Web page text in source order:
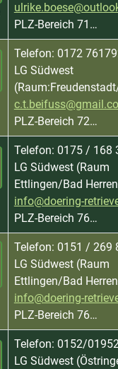
PLZ-Bereich 71…
Telefon: 0172
LG Südwest
PLZ-Bereich 72…
Telefon: 0175 / 168
LG Südwest (Raum
Ettlingen/Bad
info@doering-
PLZ-Bereich 76…
Telefon: 0151 / 269
LG Südwest (Raum
Ettlingen/Bad
info@doering-
PLZ-Bereich 76…
Telefon: 0152/
LG Südwest